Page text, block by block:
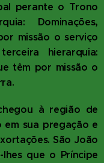
perante o Trono
Dominações,
missão o serviço
hierarquia:
têm por missão o
à região de
em sua pregação e
São João
que o Príncipe